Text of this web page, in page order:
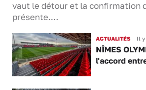
vaut le détour et la confirmation
présente.…
ACTUALITÉS Il y
NÎMES
l'accord